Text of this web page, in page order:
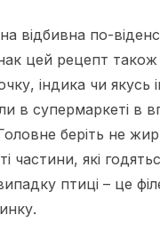
відбивна по-
цей рецепт також
індика чи якусь
в супермаркеті в
беріть не
ті частини, які
птиці – це